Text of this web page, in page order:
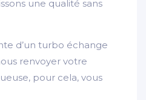
une qualité sans
d’un turbo échange
renvoyer votre
pour cela, vous